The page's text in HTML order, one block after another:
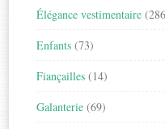
Élégance vestimentaire
Enfants (73)
Fiançailles (14)
Galanterie (69)